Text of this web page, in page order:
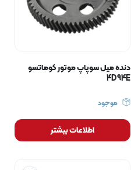
دنده میل سوپاپ موتور کوماتسو
4D94E
موجود
اطلاعات بیشتر